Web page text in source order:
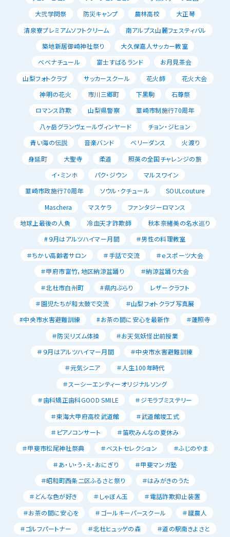
大弐学問祭
防災キャンプ 農林高校
大正琴
清泉寮プレミアムソフトクリーム
南アルプス山麓フェスティバル
築地新居御崎神社祭り
大久保嘉人サッカー教室
べべナチュール
富士すばるランド
お月見茶会
山梨フォトクラブ
サッカースクール 花火師
花火大会
神明の花火
市川三郷町 下黒駒
石尊祭
ロマンス詐欺
山梨県警察
韮崎市制施行70周年
八ヶ岳グランヴェールヴィンヤード
チョン・ジヒョン
青い海の伝説
音楽バンド ベリーダンス
火渡り
身延町
大聖寺 柔道
照英の全国チャレンジの旅
イ・ミンホ
パク・ジウン
マルスワイン
韮崎市政施行70周年
ソウル･クチュール
SOULcouture
Maschera
マスケラ
ファンタジーロマンス
地球上最後の人魚
冷血天才詐欺師
秋本奈緒美の名水巡り
#９月はアルツハイマー月間
＃男性の料理教室
＃ちかい高齢者サロン
＃手話で交流
＃ｅスポーツ大会
＃甲府市富竹，地区納涼盆踊り
＃納涼盆踊り大会
＃北杜市白州町
#県内ぶらり
レザークラフト
＃園児たちが和太鼓で交流
＃山梨フォトクラブ写真展
#中央市水害避難訓練
#お茶の間に安心を最新作
＃蓮照寺
＃防災リズム体操
＃お天気妖怪出前授業
＃９月はアルツハイマー月間
＃中央市水害避難訓練
＃元気シニア
＃人生100年時代
＃スーシーエンティーオリジナルソング
＃歯科矯正歯科GOOD SMILE
＃ジモラブミステリー
＃東海大甲府高校武道館
＃武道館竣工式
＃ピアノコンサート
＃笛吹みんなの夏休み
＃甲斐市松尾神社祭典
＃ベストセレクション
＃ふじのやま
＃あ・い・う・え・おにぎり
＃甲斐マンガ塾
＃昭和町西条二区ふるさと祭り
＃はみがきのうた
＃どんな色が好き
＃しゃぼん玉
＃電話詐欺抑止装置
＃お茶の間に安心を
＃ゴールキーパースクール
＃蹴農人
＃ゴルフパートナー
＃北杜ヒュッゲの森
＃道の駅南きよさと